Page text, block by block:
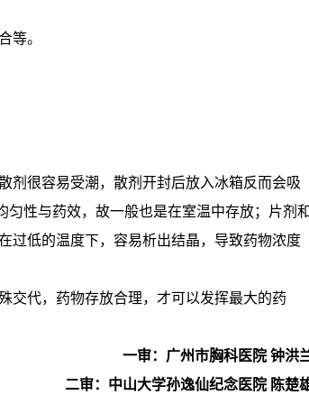
等。
剂很容易受潮，散剂开封后放入冰箱反而会吸
匀性与药效，故一般也是在室温中存放；片剂
过低的温度下，容易析出结晶，导致药物浓度
交代，药物存放合理，才可以发挥最大的药
一审：广州市胸科医院 钟洪
二审：中山大学孙逸仙纪念医院 陈楚